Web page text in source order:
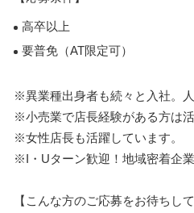
高卒以上
要普免（AT限定可）
※異業種出身者も続々と入社。人
※小売業で店長経験がある方は
※女性店長も活躍しています。
※I・Uターン歓迎！地域密着企業
【こんな方のご応募をお待ちし